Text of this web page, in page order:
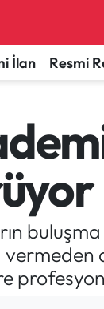
İlan Resmi